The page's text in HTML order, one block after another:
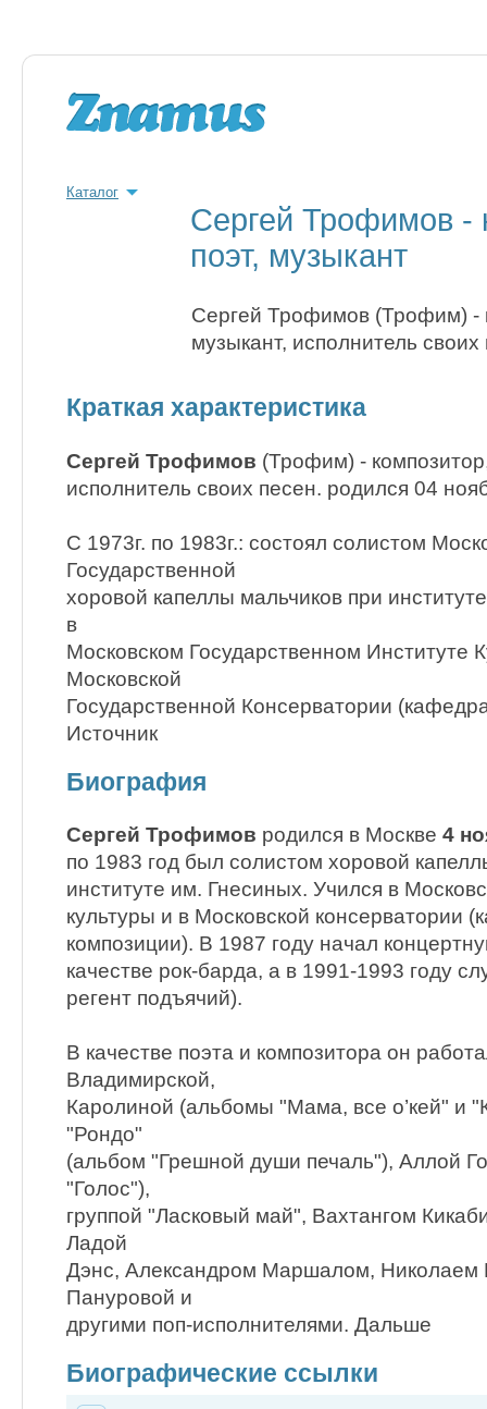
Каталог
Сергей Трофимов -
поэт, музыкант
Сергей Трофимов (Трофим) -
музыкант, исполнитель своих
Краткая характеристика
Сергей Трофимов (Трофим) -
исполнитель своих песен. родился 04
С 1973г. по 1983г.: состоял солистом
Государственной
хоровой капеллы мальчиков при
в
Московском Государственном Институте
Московской
Государственной Консерватории
Источник
Биография
Сергей Трофимов родился в Москве 4
по 1983 год был солистом хоровой
институте им. Гнесиных. Учился в
культуры и в Московской консерватории
композиции). В 1987 году начал
качестве рок-барда, а в 1991-1993 году
регент подъячий).
В качестве поэта и композитора он
Владимирской,
Каролиной (альбомы "Мама, все о’кей" и
"Рондо"
(альбом "Грешной души печаль"), Аллой
"Голос"),
группой "Ласковый май", Вахтангом
Ладой
Дэнс, Александром Маршалом, Николаем
Пануровой и
другими поп-исполнителями. Дальше
Биографические ссылки